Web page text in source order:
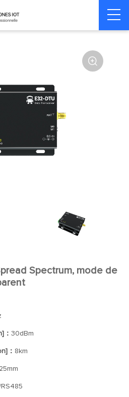
modem LoRa wirelss modem

Spectrum, mode de
：30dBm
： 8km
RS485